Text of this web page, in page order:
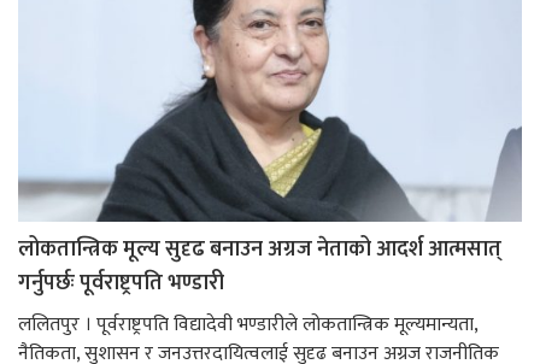
लोकतान्त्रिक मूल्य सुदृढ बनाउन अग्रज नेताको आदर्श आत्मसात्
गर्नुपर्छः पूर्वराष्ट्रपति भण्डारी
ललितपुर । पूर्वराष्ट्रपति विद्यादेवी भण्डारीले लोकतान्त्रिक मूल्यमान्यता,
नैतिकता, सुशासन र जनउत्तरदायित्वलाई सुदृढ बनाउन अग्रज राजनीतिक